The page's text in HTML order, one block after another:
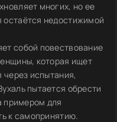
многих, но ее
недостижимой
собой повествование
которая ищет
испытания,
пытается обрести
примером для
к самопринятию.